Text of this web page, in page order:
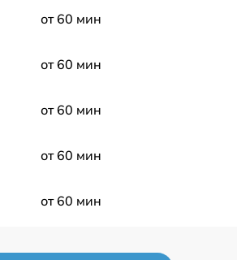
от 60 мин
от 60 мин
от 60 мин
от 60 мин
от 60 мин